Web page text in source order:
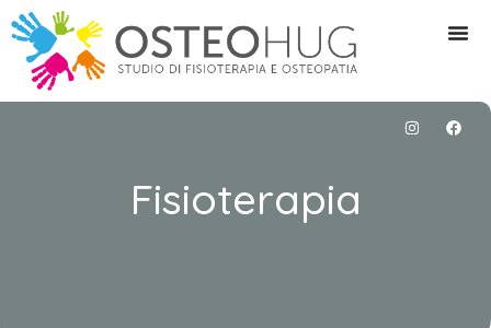
Fisioterapia